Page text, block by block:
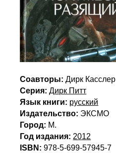
Соавторы: Дирк Касслер
Серия: Дирк Питт
Язык книги: русский
Издательство: ЭКСМО
Город: М.
Год издания: 2012
ISBN: 978-5-699-57945-7